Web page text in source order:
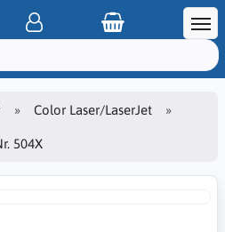
Color Laser/LaserJet
504X